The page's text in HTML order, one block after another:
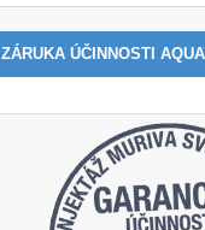
ZÁRUKA ÚČINNOSTI